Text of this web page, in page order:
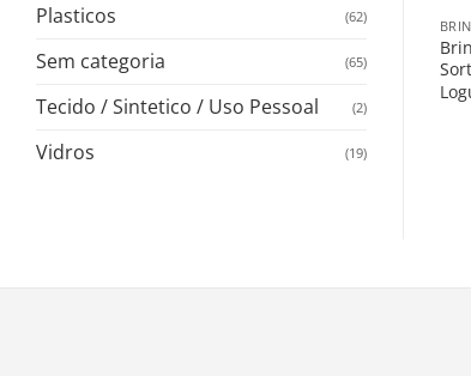
Plasticos (62)
Sem categoria (65)
Tecido / Sintetico / Uso Pessoal (2)
Vidros (19)
Sort